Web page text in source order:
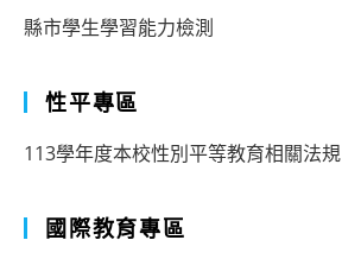
縣市學生學習能力檢測
性平專區
113學年度本校性別平等教育相關法規
國際教育專區